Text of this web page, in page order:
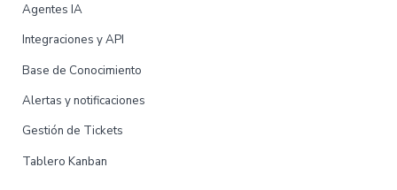
Agentes IA
Integraciones y API
Base de Conocimiento
Alertas y notificaciones
Gestión de Tickets
Tablero Kanban